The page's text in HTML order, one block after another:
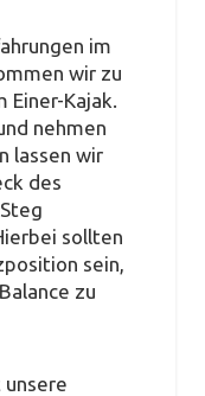
im
wir zu
Einer-Kajak.
nehmen
lassen wir
des
sollten
sein,
zu
unsere